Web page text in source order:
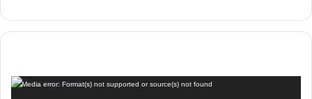
Reproductor
Media error: Format(s) not supported or source(s) not found